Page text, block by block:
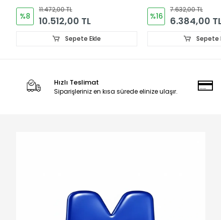
%16
7.632,00 TL
6.384,00 TL
Sepete Ekle
%17
9.552,00 TL
7.968,00 TL
Sepete
Hızlı Teslimat
Siparişleriniz en kısa sürede elinize ulaşır.